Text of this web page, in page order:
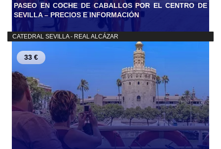
PASEO EN COCHE DE CABALLOS POR EL CENTRO DE
SEVILLA – PRECIOS E INFORMACIÓN
CATEDRAL SEVILLA - REAL ALCÁZAR
33 €